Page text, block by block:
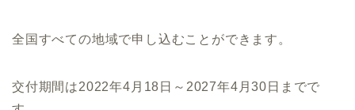
全国すべての地域で申し込むことができます。
交付期間は2022年4月18日～2027年4月30日までで